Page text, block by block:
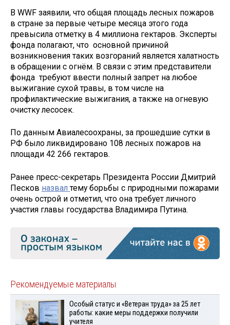
В WWF заявили, что общая площадь лесных пожаров
в стране за первые четыре месяца этого года
превысила отметку в 4 миллиона гектаров. Эксперты
фонда полагают, что основной причиной
возникновения таких возгораний является халатность
в обращении с огнём. В связи с этим представители
фонда требуют ввести полный запрет на любое
выжигание сухой травы, в том числе на
профилактические выжигания, а также на огневую
очистку лесосек.
По данным Авиалесоохраны, за прошедшие сутки в
РФ было ликвидировано 108 лесных пожаров на
площади 42 266 гектаров.
Ранее пресс-секретарь Президента России Дмитрий
Песков назвал тему борьбы с природными пожарами
очень острой и отметил, что она требует личного
участия главы государства Владимира Путина.
Рекомендуемые материалы
Особый статус и «Ветеран труда» за 25 лет
работы: какие меры поддержки получили
учителя